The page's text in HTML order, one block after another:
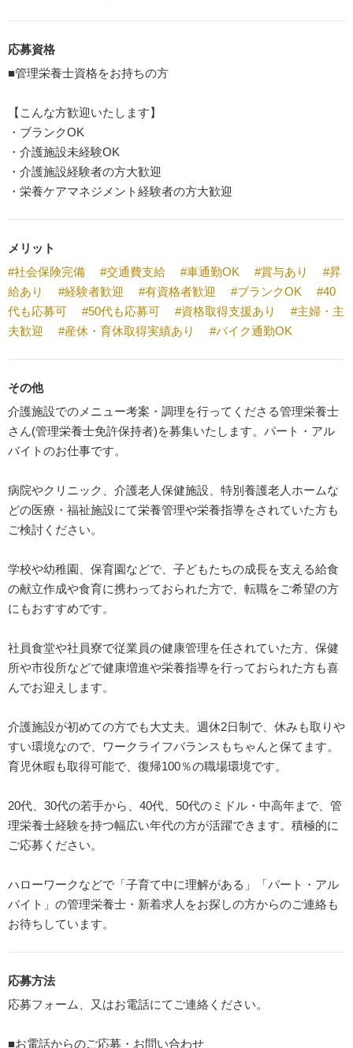
応募資格
■管理栄養士資格をお持ちの方
【こんな方歓迎いたします】
・ブランクOK
・介護施設未経験OK
・介護施設経験者の方大歓迎
・栄養ケアマネジメント経験者の方大歓迎
メリット
#社会保険完備
#交通費支給 #車通勤OK #賞与あり
#昇
給あり
#経験者歓迎 #有資格者歓迎 #ブランクOK
#40
代も応募可
#50代も応募可 #資格取得支援あり
#主婦・主
夫歓迎
#産休・育休取得実績あり #バイク通勤OK
その他
介護施設でのメニュー考案・調理を行ってくださる管理栄養士
さん(管理栄養士免許保持者)を募集いたします。パート・アル
バイトのお仕事です。
病院やクリニック、介護老人保健施設、特別養護老人ホームな
どの医療・福祉施設にて栄養管理や栄養指導をされていた方も
ご検討ください。
学校や幼稚園、保育園などで、子どもたちの成長を支える給食
の献立作成や食育に携わっておられた方で、転職をご希望の方
にもおすすめです。
社員食堂や社員寮で従業員の健康管理を任されていた方、保健
所や市役所などで健康増進や栄養指導を行っておられた方も喜
んでお迎えします。
介護施設が初めての方でも大丈夫。週休2日制で、休みも取りや
すい環境なので、ワークライフバランスもちゃんと保てます。
育児休暇も取得可能で、復帰100％の職場環境です。
20代、30代の若手から、40代、50代のミドル・中高年まで、管
理栄養士経験を持つ幅広い年代の方が活躍できます。積極的に
ご応募ください。
ハローワークなどで「子育て中に理解がある」「パート・アル
バイト」の管理栄養士・新着求人をお探しの方からのご連絡も
お待ちしています。
応募方法
応募フォーム、又はお電話にてご連絡ください。
■お電話からのご応募・お問い合わせ